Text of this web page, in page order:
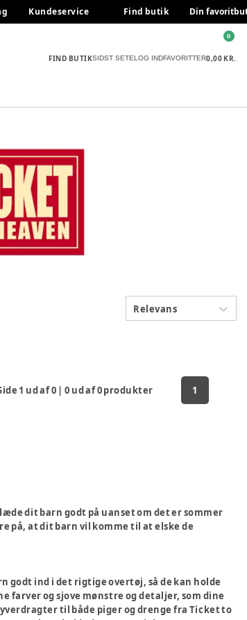
Kundeservice Find butik Din
FIND BUTIKSIDST SETELOG INDFAVORITTER0,00 KR.
0
Relevans
1 ud af0 |0 ud af0produkter 1
dit barn godt på uanset om det er sommer
på, at dit barn vil komme til at elske de
godt ind i det rigtige overtøj, så de kan holde
farver og sjove mønstre og detaljer, som dine
til både piger og drenge fra Ticket to